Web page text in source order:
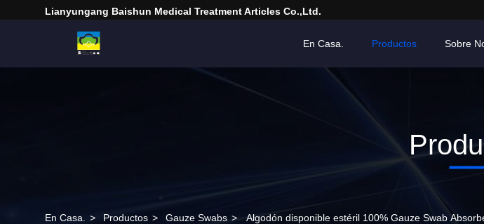
Lianyungang Baishun Medical Treatment Articles Co.,Ltd.
En Casa. Productos Sobre
En Casa. > Productos > Gauze Swabs > Algodón disponible estéril 100% Gauze Swab